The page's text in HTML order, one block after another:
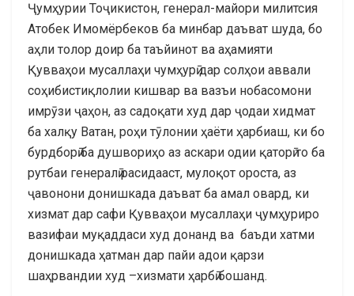
Ҷумҳурии Тоҷикистон, генерал-майори милитсия
Атобек Имомёрбеков ба минбар даъват шуда, бо
аҳли толор доир ба таъйинот ва аҳамияти
Қувваҳои мусаллаҳи чумҳурӣ дар солҳои аввали
соҳибистиқлолии кишвар ва вазъи нобасомони
имрӯзи ҷаҳон, аз садоқати худ дар ҷодаи хидмат
ба халқу Ватан, роҳи тӯлонии ҳаёти ҳарбиаш, ки бо
бурдборӣ ба душвориҳо аз аскари одии қаторӣ то ба
рутбаи генералӣ расидааст, мулоқот ороста, аз
ҷавонони донишкада даъват ба амал овард, ки
хизмат дар сафи Қувваҳои мусаллаҳи ҷумҳуриро
вазифаи муқаддаси худ донанд ва баъди хатми
донишкада ҳатман дар пайи адои қарзи
шаҳрвандии худ –хизмати ҳарбӣ бошанд.